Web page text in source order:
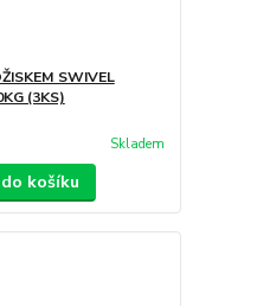
SWIVEL
(3KS)
Skladem
košíku